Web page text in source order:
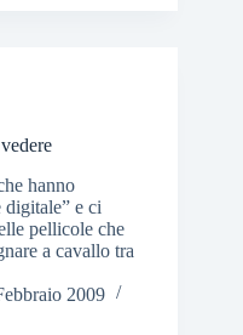
hanno
e ci
pellicole che
a cavallo tra
2009